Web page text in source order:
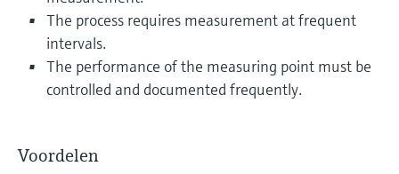
The process requires measurement at frequent
intervals.
The performance of the measuring point must be
controlled and documented frequently.
Voordelen